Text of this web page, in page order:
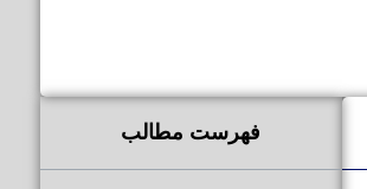
فهرست مطالب